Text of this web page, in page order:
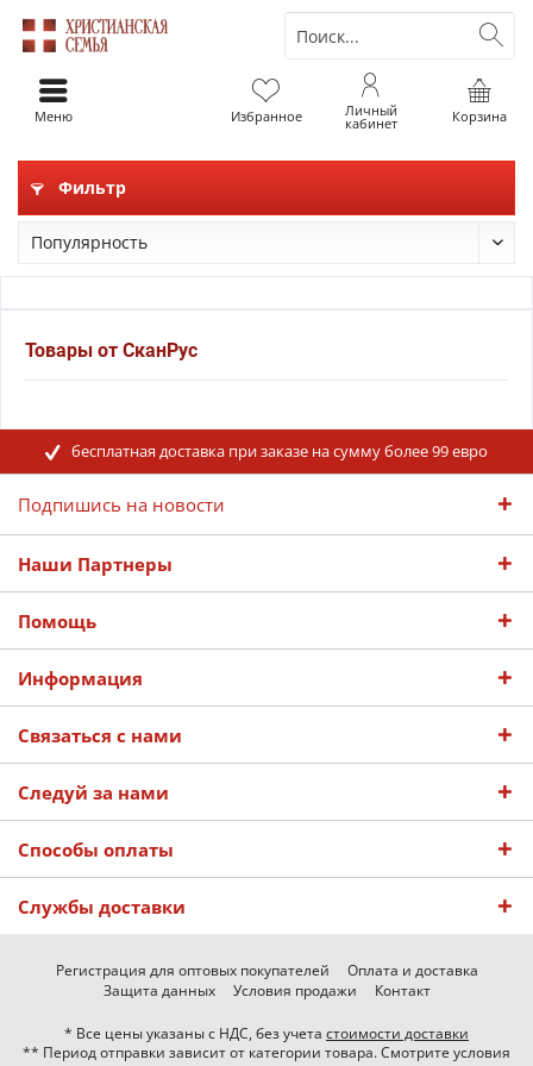
Корзина
Избранное Личный
кабинет
Меню
Фильтр
Товары от СканРус
бесплатная доставка при заказе на сумму более 99 евро
Подпишись на новости
Наши Партнеры
Помощь
Информация
Связаться с нами
Следуй за нами
Способы оплаты
Службы доставки
Регистрация для оптовых покупателей
Оплата и доставка
Защита данных
Условия продажи Контакт
* Все цены указаны с НДС, без учета стоимости доставки
** Период отправки зависит от категории товара. Смотрите условия